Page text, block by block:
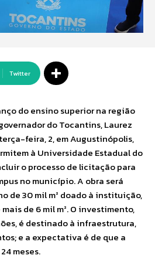
Twitter
do ensino superior na região
do Tocantins, Laurez
feira, 2, em Augustinópolis,
à Universidade Estadual do
o processo de licitação para
no município. A obra será
de 30 mil m² doado à instituição,
de 6 mil m². O investimento,
é destinado à infraestrutura,
e a expectativa é de que a
meses.